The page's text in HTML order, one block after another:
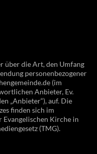
über die Art, den Umfang
personenbezogener
(im
Anbieter, Ev.
„Anbieter“), auf. Die
finden sich im
Evangelischen Kirche in
(TMG).